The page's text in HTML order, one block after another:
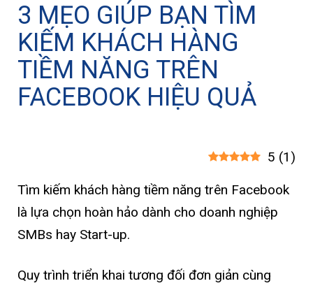
3 MẸO GIÚP BẠN TÌM
KIẾM KHÁCH HÀNG
TIỀM NĂNG TRÊN
FACEBOOK HIỆU QUẢ
5 (1 )
Tìm kiếm khách hàng tiềm năng trên Facebook
là lựa chọn hoàn hảo dành cho doanh nghiệp
SMBs hay Start-up.
Quy trình triển khai tương đối đơn giản cùng